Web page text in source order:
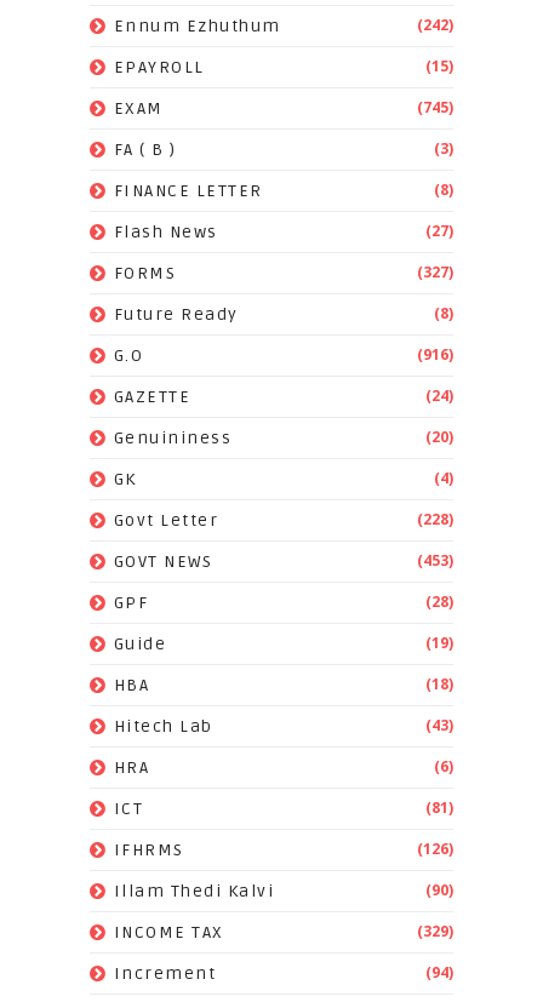
Ennum Ezhuthum (242)
EPAYROLL (15)
EXAM (745)
FA ( B ) (3)
FINANCE LETTER (8)
Flash News (27)
FORMS (327)
Future Ready (8)
G.O (916)
GAZETTE (24)
Genuininess (20)
GK (4)
Govt Letter (228)
GOVT NEWS (453)
GPF (28)
Guide (19)
HBA (18)
Hitech Lab (43)
HRA (6)
ICT (81)
IFHRMS (126)
Illam Thedi Kalvi (90)
INCOME TAX (329)
Increment (94)